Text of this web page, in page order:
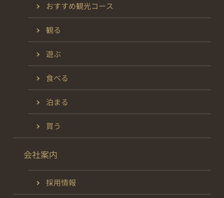
おすすめ観光コース
観る
遊ぶ
食べる
泊まる
買う
会社案内
採用情報